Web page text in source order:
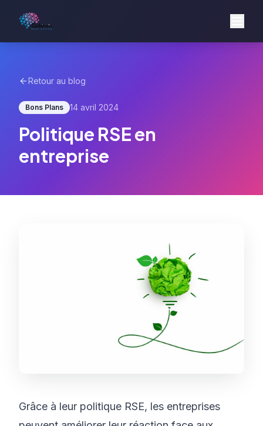
Retour au blog
Bons Plans 14 avril 2024
Politique RSE en
entreprise
Grâce à leur politique RSE, les entreprises